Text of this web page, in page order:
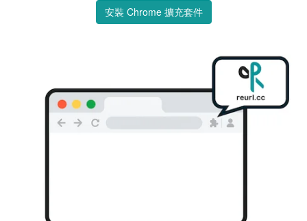
安裝 Chrome 擴充套件